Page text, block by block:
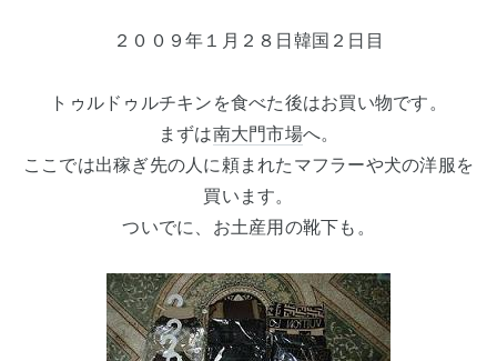
２００９年１月２８日韓国２日目
トゥルドゥルチキンを食べた後はお買い物です。
まずは南大門市場へ。
ここでは出稼ぎ先の人に頼まれたマフラーや犬の洋服を
買います。
ついでに、お土産用の靴下も。